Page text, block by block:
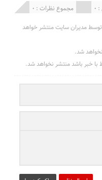
مجموع نظرات : 0
مدیران سایت منتشر خواهد
شد.
با خبر باشد منتشر نخواهد شد.